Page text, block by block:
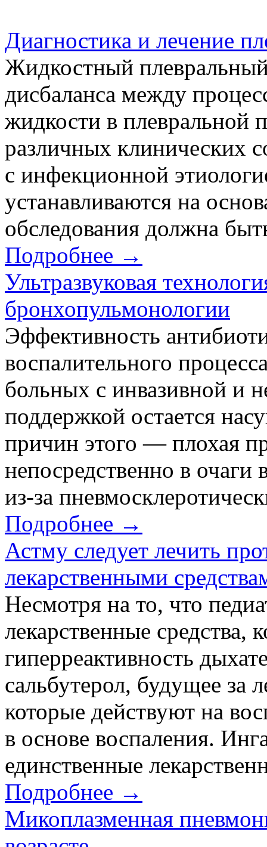
Диагностика и лечение
Жидкостный плевральный
дисбаланса между
жидкости в плевральной
различных клинических
с инфекционной
устанавливаются на
обследования должна
Подробнее →
Ультразвуковая
бронхопульмонологии
Эффективность
воспалительного
больных с инвазивной и
поддержкой остается
причин этого — плохая
непосредственно в очаги
из-за
Подробнее →
Астму следует лечить
лекарственными
Несмотря на то, что
лекарственные средства,
гиперреактивность
сальбутерол, будущее за
которые действуют на
в основе воспаления.
единственные
Подробнее →
Микоплазменная